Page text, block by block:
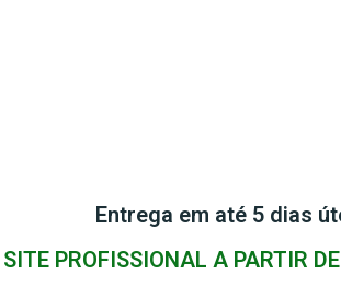
Entrega em até 5 dias
SITE PROFISSIONAL A PARTIR